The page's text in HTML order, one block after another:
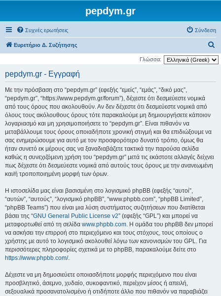
pepdym.gr
Συχνές ερωτήσεις Σύνδεση
Ευρετήριο Δ. Συζήτησης
ν
Γλώσσα:
pepdym.gr - Εγγραφή
Με την πρόσβαση στο “pepdym.gr” (εφεξής “εμείς”, “εμάς”, “δικό μας”,
“pepdym.gr”, “https://www.pepdym.gr/forum”), δέχεστε ότι δεσμεύεστε νομικά
από τους όρους που ακολουθούν. Αν δεν δέχεστε ότι δεσμεύεστε νομικά από
όλους τους ακόλουθους όρους τότε παρακαλούμε μη δημιουργήσετε κάποιον
λογαριασμό και μη χρησιμοποιήσετε το “pepdym.gr”. Είναι πιθανόν να
μεταβάλλουμε τους όρους οποιαδήποτε χρονική στιγμή και θα επιδιώξουμε να
σας ενημερώσουμε για αυτό με τον προσφορότερο δυνατό τρόπο, όμως θα
ήταν συνετό εκ μέρους σας να ξαναδιαβάζετε τακτικά την παρούσα σελίδα
καθώς η συνεχιζόμενη χρήση του “pepdym.gr” μετά τις εκάστοτε αλλαγές δείχνει
πως δέχεστε ότι δεσμεύεστε νομικά από αυτούς τους όρους με την ανανεωμένη
και/ή τροποποιημένη μορφή των όρων.
Η ιστοσελίδα μας είναι βασισμένη στο λογισμικό phpBB (εφεξής “αυτοί”,
“αυτών”, “αυτούς”, “λογισμικό phpBB”, “www.phpbb.com”, “phpBB Limited”,
“phpBB Teams”) που είναι μια λύση συστήματος συζητήσεων που διατίθεται
βάσει της “GNU General Public License v2” (εφεξής “GPL”) και μπορεί να
μεταφορτωθεί από τη σελίδα www.phpbb.com. Η ομάδα του phpBB δεν μπορεί
να ασκήσει την επιρροή στο περιεχόμενο και τους στόχους, τους οποίους ο
χρήστης με αυτό το λογισμικό ακολουθεί λόγω των κανονισμών του GPL. Για
περισσότερες πληροφορίες σχετικά με το phpBB, παρακαλούμε δείτε στο
https://www.phpbb.com/.
Δέχεστε να μη δημοσιεύετε οποιασδήποτε μορφής περιεχόμενο που είναι
προσβλητικό, άσεμνο, χυδαίο, συκοφαντικό, περιέχον μίσος ή απειλή,
σεξουαλικά προσανατολισμένο ή οτιδήποτε άλλο που πιθανόν να παραβιάζει